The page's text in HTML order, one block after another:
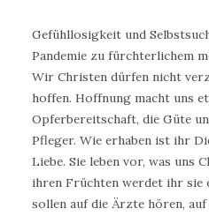
Gefühllosigkeit und
Pandemie zu fürchterlichem
Wir Christen dürfen nicht
hoffen. Hoffnung macht uns
Opferbereitschaft, die Güte
Pfleger. Wie erhaben ist ihr
Liebe. Sie leben vor, was uns
ihren Früchten werdet ihr sie
sollen auf die Ärzte hören,